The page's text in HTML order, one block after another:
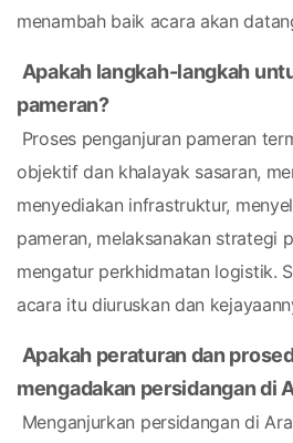
menambah baik acara akan
Apakah langkah-langkah
pameran?
objektif dan khalayak sasaran,
menyediakan infrastruktur,
pameran, melaksanakan strategi
mengatur perkhidmatan logistik.
acara itu diuruskan dan
Apakah peraturan dan
mengadakan persidangan di